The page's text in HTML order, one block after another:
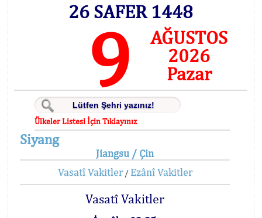
26 SAFER 1448
9
AĞUSTOS
2026
Pazar
Ülkeler Listesi İçin Tıklayınız
Siyang
Jiangsu / Çin
Vasatî Vakitler/ Ezânî Vakitler
Vasatî Vakitler